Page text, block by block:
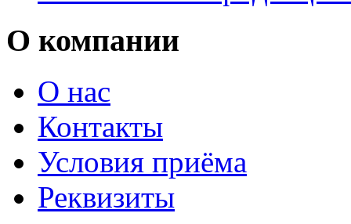
О компании
О нас
Контакты
Условия приёма
Реквизиты